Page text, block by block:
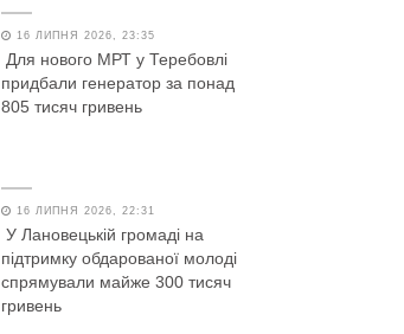
16 ЛИПНЯ 2026, 23:35
Для нового МРТ у Теребовлі
придбали генератор за понад
805 тисяч гривень
16 ЛИПНЯ 2026, 22:31
У Лановецькій громаді на
підтримку обдарованої молоді
спрямували майже 300 тисяч
гривень